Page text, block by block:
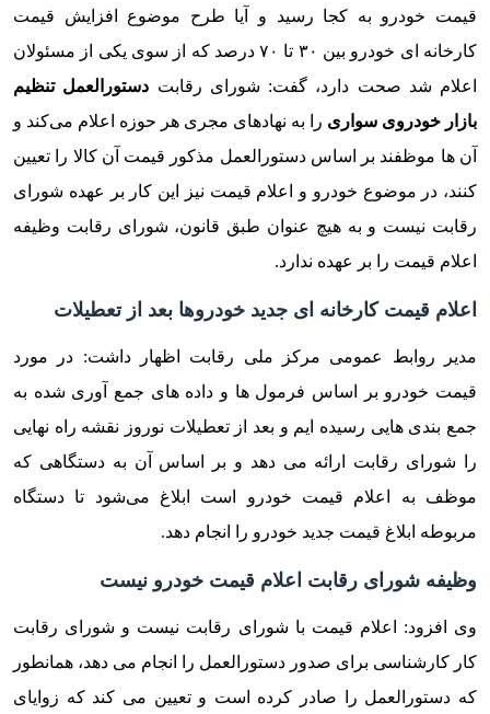
قیمت خودرو به کجا رسید و آیا طرح موضوع افزایش قیمت
کارخانه ای خودرو بین ۳۰ تا ۷۰ درصد که از سوی یکی از مسئولان
اعلام شد صحت دارد، گفت: شورای رقابت دستورالعمل تنظیم
بازار خودروی سواری را به نهادهای مجری هر حوزه اعلام می‌کند و
آن ها موظفند بر اساس دستورالعمل مذکور قیمت آن کالا را تعیین
کنند، در موضوع خودرو و اعلام قیمت نیز این کار بر عهده شورای
رقابت نیست و به هیچ عنوان طبق قانون، شورای رقابت وظیفه
اعلام قیمت را بر عهده ندارد.
اعلام قیمت کارخانه ای جدید خودروها بعد از تعطیلات
مدیر روابط عمومی مرکز ملی رقابت اظهار داشت: در مورد
قیمت خودرو بر اساس فرمول ها و داده های جمع آوری شده به
جمع بندی هایی رسیده ایم و بعد از تعطیلات نوروز نقشه راه نهایی
را شورای رقابت ارائه می دهد و بر اساس آن به دستگاهی که
موظف به اعلام قیمت خودرو است ابلاغ می‌شود تا دستگاه
مربوطه ابلاغ قیمت جدید خودرو را انجام دهد.
وظیفه شورای رقابت اعلام قیمت خودرو نیست
وی افزود: اعلام قیمت با شورای رقابت نیست و شورای رقابت
کار کارشناسی برای صدور دستورالعمل را انجام می دهد، همانطور
که دستورالعمل را صادر کرده است و تعیین می کند که زوایای